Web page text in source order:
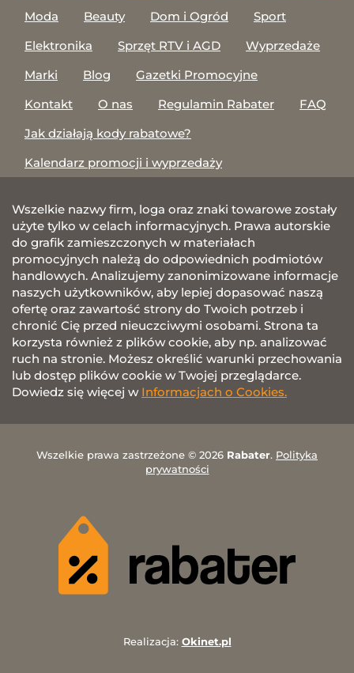
Moda Beauty Dom i Ogród
Sport
Elektronika
Sprzęt RTV i AGD
Wyprzedaże
Marki
Blog
Gazetki Promocyjne
Kontakt
O nas Regulamin Rabater
FAQ
Jak działają kody rabatowe?
Kalendarz promocji i wyprzedaży
Wszelkie nazwy firm, loga oraz znaki towarowe zostały
użyte tylko w celach informacyjnych. Prawa autorskie
do grafik zamieszczonych w materiałach
promocyjnych należą do odpowiednich podmiotów
handlowych. Analizujemy zanonimizowane informacje
naszych użytkowników, aby lepiej dopasować naszą
ofertę oraz zawartość strony do Twoich potrzeb i
chronić Cię przed nieuczciwymi osobami. Strona ta
korzysta również z plików cookie, aby np. analizować
ruch na stronie. Możesz określić warunki przechowania
lub dostęp plików cookie w Twojej przeglądarce.
Dowiedz się więcej w Informacjach o Cookies.
Wszelkie prawa zastrzeżone © 2026 Rabater. Polityka
prywatności
Realizacja: Okinet.pl